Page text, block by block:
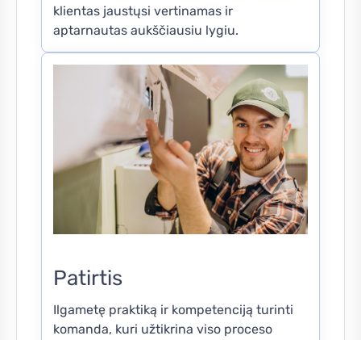
klientas jaustųsi vertinamas ir
aptarnautas aukščiausiu lygiu.
Patirtis
Ilgametę praktiką ir kompetenciją turinti
komanda, kuri užtikrina viso proceso